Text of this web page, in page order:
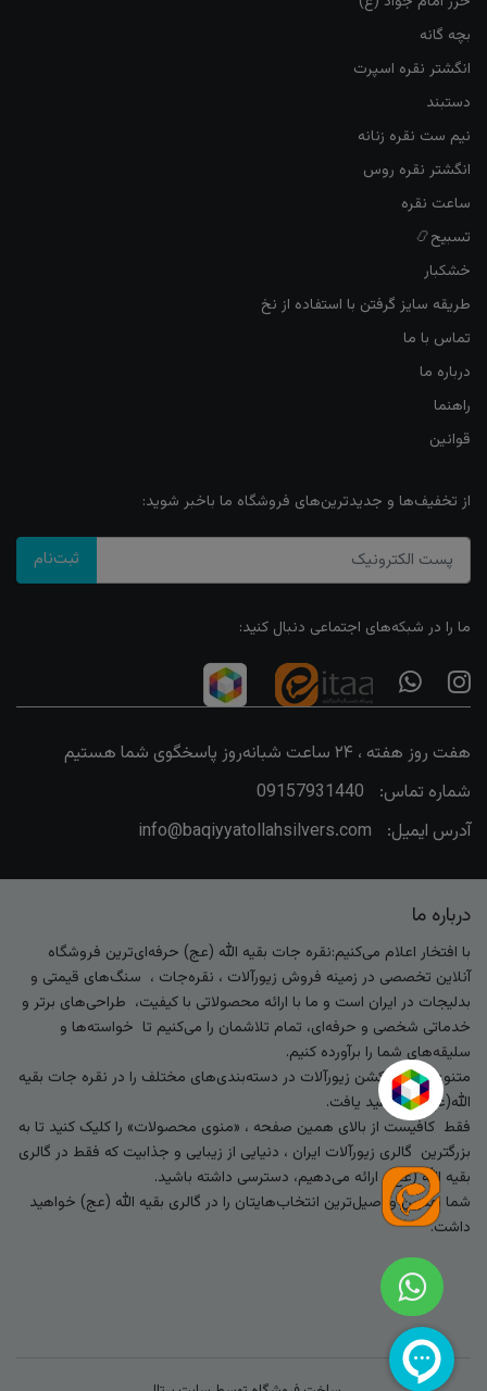
بچه گانه
انگشتر نقره اسپرت
دستبند
نیم ست نقره زنانه
انگشتر نقره روس
ساعت نقره
تسبیح📿
خشکبار
طریقه سایز گرفتن با استفاده از نخ
تماس با ما
درباره ما
راهنما
قوانین
از تخفیف‌ها و جدیدترین‌های فروشگاه ما باخبر شوید:
ثبت‌نام
ما را در شبکه‌های اجتماعی دنبال کنید:
هفت روز هفته ، ۲۴ ساعت شبانه‌روز پاسخگوی شما هستیم
شماره تماس:
09157931440
آدرس ایمیل:
info@baqiyyatollahsilvers.com
درباره ما
با افتخار اعلام می‌کنیم:نقره جات بقیه الله (عج) حرفه‌ای‌ترین فروشگاه
آنلاین تخصصی در زمینه فروش زیورآلات ، نقره‌جات ، سنگ‌های قیمتی و
بدلیجات در ایران است و ما با ارائه محصولاتی با کیفیت، طراحی‌های برتر و
خدماتی شخصی و حرفه‌ای، تمام تلاشمان را می‌کنیم تا خواسته‌ها و
سلیقه‌های شما را برآورده کنیم.
متنوع‌ترین کالکشن زیورآلات در دسته‌بندی‌های مختلف را در نقره جات بقیه
الله(عج) خواهید یافت.
فقط کافیست از بالای همین صفحه ، «منوی محصولات» را کلیک کنید تا به
بزرگترین گالری زیورآلات ایران ، دنیایی از زیبایی و جذابیت که فقط در گالری
بقیه الله (عج) ارائه می‌دهیم، دسترسی داشته باشید.
شما بهترین و اصیل‌ترین انتخاب‌هایتان را در گالری بقیه الله (عج) خواهید
داشت.